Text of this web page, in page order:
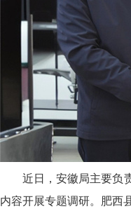
近日，安徽局主要负
内容开展专题调研。肥西